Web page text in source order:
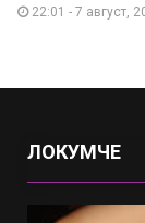
22:01 - 7 август,
ЛОКУМЧЕ